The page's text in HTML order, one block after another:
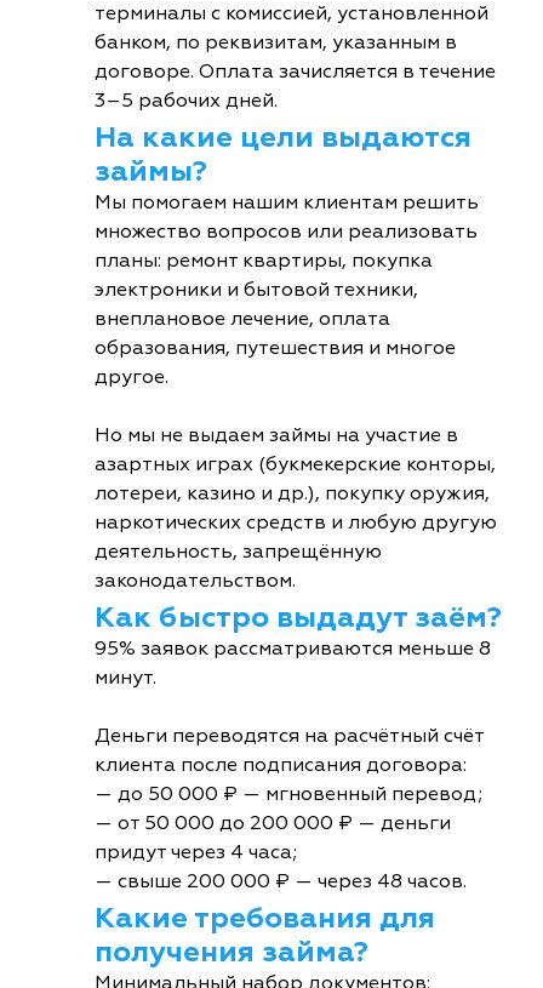
терминалы с комиссией, установленной
банком, по реквизитам, указанным в
договоре. Оплата зачисляется в течение
3–5 рабочих дней.
На какие цели выдаются
займы?
Мы помогаем нашим клиентам решить
множество вопросов или реализовать
планы: ремонт квартиры, покупка
электроники и бытовой техники,
внеплановое лечение, оплата
образования, путешествия и многое
другое.
Но мы не выдаем займы на участие в
азартных играх (букмекерские конторы,
лотереи, казино и др.), покупку оружия,
наркотических средств и любую другую
деятельность, запрещённую
законодательством.
Как быстро выдадут заём?
95% заявок рассматриваются меньше 8
минут.
Деньги переводятся на расчётный счёт
клиента после подписания договора:
— до 50 000 ₽ — мгновенный перевод;
— от 50 000 до 200 000 ₽ — деньги
придут через 4 часа;
— свыше 200 000 ₽ — через 48 часов.
Какие требования для
получения займа?